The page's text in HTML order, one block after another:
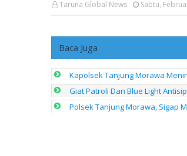
Taruna Global News Sabtu,
Baca Juga
Kapolsek Tanjung Morawa
Giat Patroli Dan Blue Light
Polsek Tanjung Morawa, Sigap